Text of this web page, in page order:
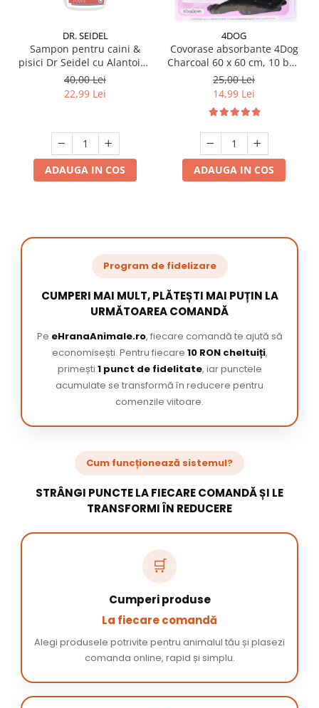
DR. SEIDEL
Sampon pentru caini &
pisici Dr Seidel cu Alantoina
220 ml
40,00 Lei
22,99 Lei
ADAUGA IN COS
4DOG
Covorase absorbante 4Dog
Charcoal 60 x 60 cm, 10 buc
/ pachet
25,00 Lei
14,99 Lei
ADAUGA IN COS
Program de fidelizare
CUMPERI MAI MULT, PLĂTEȘTI MAI PUȚIN LA
URMĂTOAREA COMANDĂ
Pe eHranaAnimale.ro, fiecare comandă te ajută să
economisești. Pentru fiecare 10 RON cheltuiți,
primești 1 punct de fidelitate, iar punctele
acumulate se transformă în reducere pentru
comenzile viitoare.
Cum funcționează sistemul?
STRÂNGI PUNCTE LA FIECARE COMANDĂ ȘI LE
TRANSFORMI ÎN REDUCERE
🛒
Cumperi produse
La fiecare comandă
Alegi produsele potrivite pentru animalul tău și plasezi
comanda online, rapid și simplu.